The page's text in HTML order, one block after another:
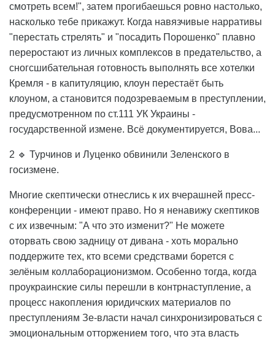
смотреть всем!", затем прогибаешься ровно настолько,
насколько тебе прикажут. Когда навязчивые нарративы
"перестать стрелять" и "посадить Порошенко" плавно
переростают из личных комплексов в предательство, а
сногсшибательная готовность выполнять все хотелки
Кремля - в капитуляцию, клоун перестаёт быть
клоуном, а становится подозреваемым в преступлении,
предусмотренном по ст.111 УК Украины -
государственной измене. Всё документируется, Вова...
2 🔹 Турчинов и Луценко обвинили Зеленского в
госизмене.
Многие скептически отнеслись к их вчерашней пресс-
конференции - имеют право. Но я ненавижу скептиков
с их извечным: "А что это изменит?" Не можете
оторвать свою задницу от дивана - хоть морально
поддержите тех, кто всеми средствами борется с
зелёным коллаборационизмом. Особенно тогда, когда
проукраинские силы перешли в контрнаступление, а
процесс накопления юридичских материалов по
преступлениям Зе-власти начал синхронизироваться с
эмоциональным отторжением того, что эта власть